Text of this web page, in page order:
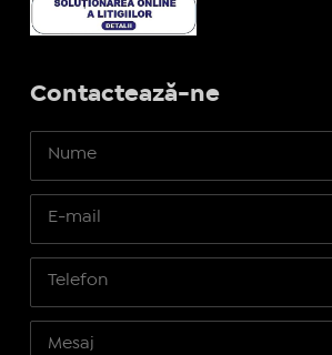
Contactează-ne